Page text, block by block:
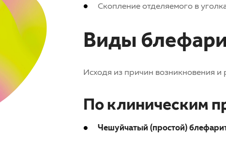
Скопление отделяемого в
Виды
Исходя из причин возникновения и
По клиническим
Чешуйчатый (простой)